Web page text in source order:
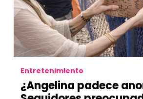
Entretenimiento
¿Angelina padece